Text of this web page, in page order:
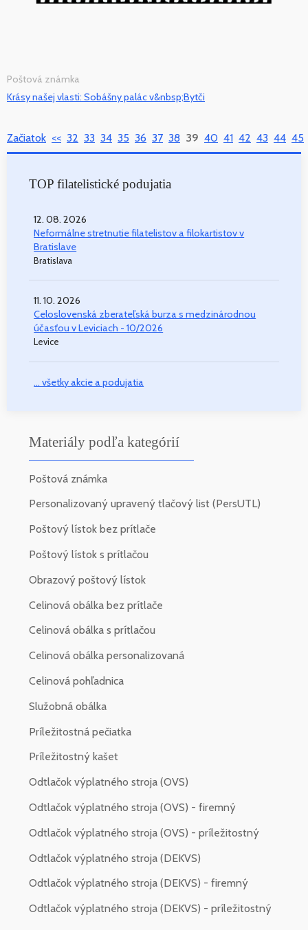
Poštová známka
Krásy našej vlasti: Sobášny palác v&nbsp;Bytči
Začiatok << 32 33 34 35 36 37 38 39 40 41 42 43 44 45
TOP filatelistické podujatia
12. 08. 2026
Neformálne stretnutie filatelistov a filokartistov v
Bratislave
Bratislava
11. 10. 2026
Celoslovenská zberateľská burza s medzinárodnou
účasťou v Leviciach - 10/2026
Levice
... všetky akcie a podujatia
Materiály podľa kategórií
Poštová známka
Personalizovaný upravený tlačový list (PersUTL)
Poštový lístok bez prítlače
Poštový lístok s prítlačou
Obrazový poštový lístok
Celinová obálka bez prítlače
Celinová obálka s prítlačou
Celinová obálka personalizovaná
Celinová pohľadnica
Služobná obálka
Príležitostná pečiatka
Príležitostný kašet
Odtlačok výplatného stroja (OVS)
Odtlačok výplatného stroja (OVS) - firemný
Odtlačok výplatného stroja (OVS) - príležitostný
Odtlačok výplatného stroja (DEKVS)
Odtlačok výplatného stroja (DEKVS) - firemný
Odtlačok výplatného stroja (DEKVS) - príležitostný